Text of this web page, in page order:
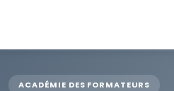
ACADÉMIE DES FORMATEURS